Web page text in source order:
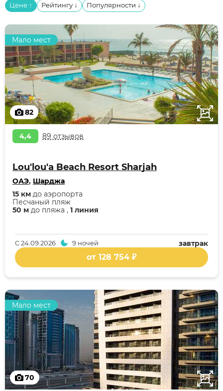
Цене ↑ Рейтингу ↓ Популярности ↓
82
Мало мест
4,4 89 отзывов
Lou'lou'a Beach Resort Sharjah
ОАЭ, Шарджа
50 м до пляжа , 1 линия
Песчаный пляж
15 км до аэропорта
завтрак
С24.09.2026 9 ночей
от 128 754 ₽
70
Мало мест